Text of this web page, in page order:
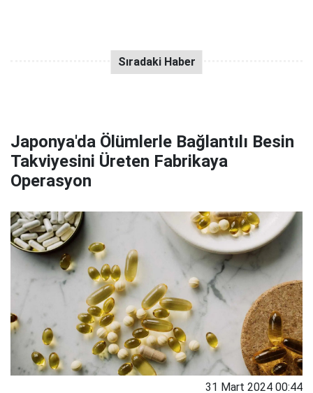
Japonya'da Ölümlerle Bağlantılı Besin
Takviyesini Üreten Fabrikaya
Operasyon
31 Mart 2024 00:44